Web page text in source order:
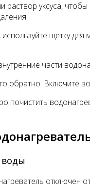
раствор уксуса,
используйте щетку
части
обратно. Включите
почистить
воды
отключен